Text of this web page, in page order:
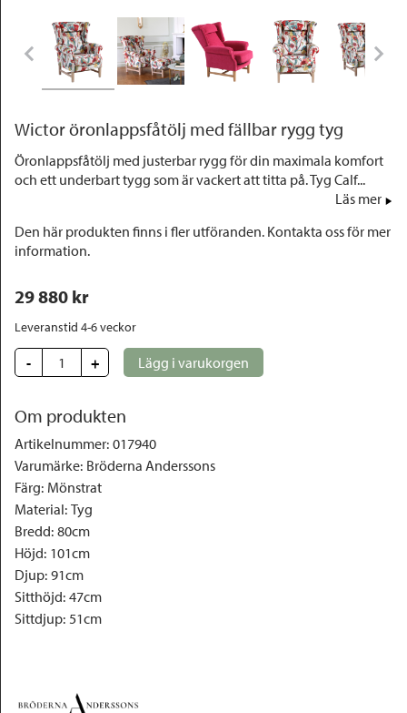
Wictor öronlappsfåtölj med fällbar rygg tyg
Öronlappsfåtölj med justerbar rygg för din maximala komfort
och ett underbart tygg som är vackert att titta på. Tyg Calf...
Läs mer
Den här produkten finns i fler utföranden. Kontakta oss för mer
information.
29 880 kr
Leveranstid 4-6 veckor
- + Lägg i varukorgen
Om produkten
Artikelnummer: 017940
Varumärke: Bröderna Anderssons
Färg: Mönstrat
Material: Tyg
Bredd: 80cm
Höjd: 101cm
Djup: 91cm
Sitthöjd: 47cm
Sittdjup: 51cm